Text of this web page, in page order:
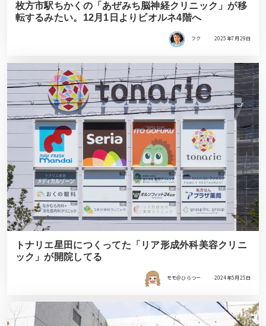
枚方市駅ちかくの「あぜみち脳神経クリニック」が移
転するみたい。12月1日よりビオルネ4階へ
フク 2025年7月29日
トナリエ星田につくってた「リア形成外科美容クリニ
ック」が開院してる
モモ＠ひらつー 2024年5月25日